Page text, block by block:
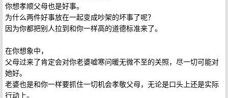
你想孝顺父母也是好事。
为什么两件好事放在一起变成吵架的坏事了呢？
因为你都把别人拉到和你一样高的道德标准来了。
在你想象中，
父母过来了肯定会对你老婆嘘寒问暖无微不至的关照，尽一切可能对
她好。
老婆也是和你一样要抓住一切机会孝敬父母，无论是口头上还是实际
行动上。